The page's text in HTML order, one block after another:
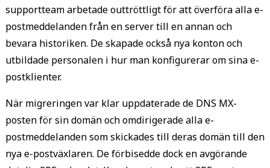
supportteam arbetade outtröttligt för att överföra alla e-
postmeddelanden från en server till en annan och
bevara historiken. De skapade också nya konton och
utbildade personalen i hur man konfigurerar om sina e-
postklienter.
När migreringen var klar uppdaterade de DNS MX-
posten för sin domän och omdirigerade alla e-
postmeddelanden som skickades till deras domän till den
nya e-postväxlaren. De förbisedde dock en avgörande